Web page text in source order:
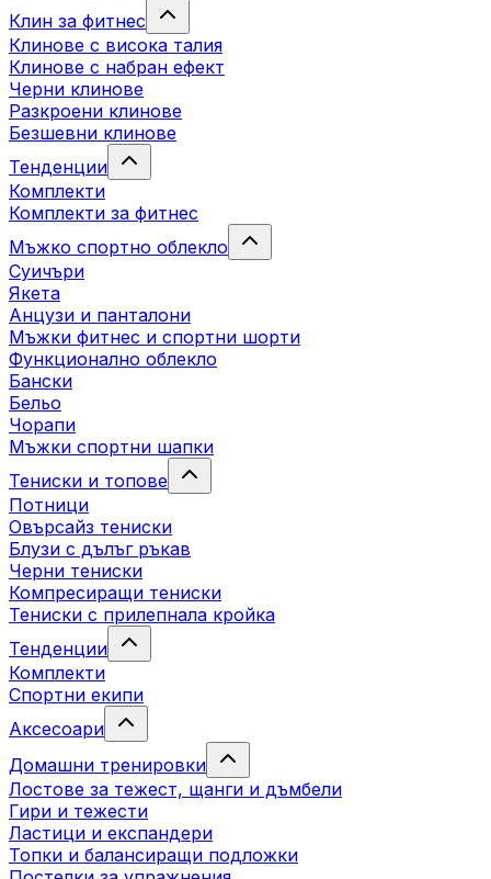
Клин за фитнес
Клинове с висока талия
Клинове с набран ефект
Черни клинове
Разкроени клинове
Безшевни клинове
Тенденции
Комплекти
Комплекти за фитнес
Мъжко спортно облекло
Суичъри
Якета
Aнцузи и панталони
Mъжки фитнес и спортни шорти
Функционално облекло
Бански
Бельо
Чорапи
Mъжки спортни шапки
Тениски и топове
Потници
Овърсайз тениски
Блузи с дълъг ръкав
Черни тениски
Компресиращи тениски
Тениски с прилепнала кройка
Тенденции
Комплекти
Спортни екипи
Аксесоари
Домашни тренировки
Лостове за тежест, щанги и дъмбели
Гири и тежести
Ластици и експандери
Топки и балансиращи подложки